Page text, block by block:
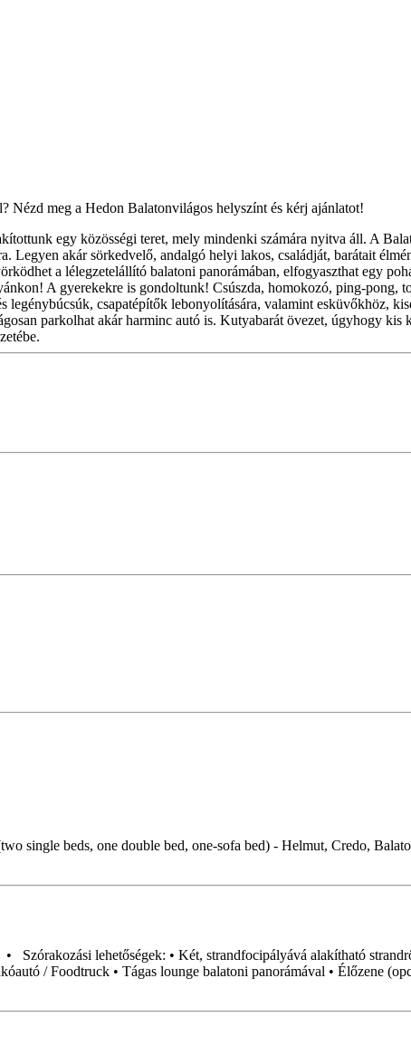
Nézd meg a Hedon Balatonvilágos helyszínt és kérj ajánlatot!
egy közösségi teret, mely mindenki számára nyitva áll. A
Legyen akár sörkedvelő, andalgó helyi lakos, családját, barátait
a lélegzetelállító balatoni panorámában, elfogyaszthat egy
A gyerekekre is gondoltunk! Csúszda, homokozó, ping-pong,
csapatépítők lebonyolítására, valamint esküvőkhöz,
parkolhat akár harminc autó is. Kutyabarát övezet, úgyhogy kis
single beds, one double bed, one-sofa bed) - Helmut, Credo,
lehetőségek: • Két, strandfocipályává alakítható
/ Foodtruck • Tágas lounge balatoni panorámával • Élőzene